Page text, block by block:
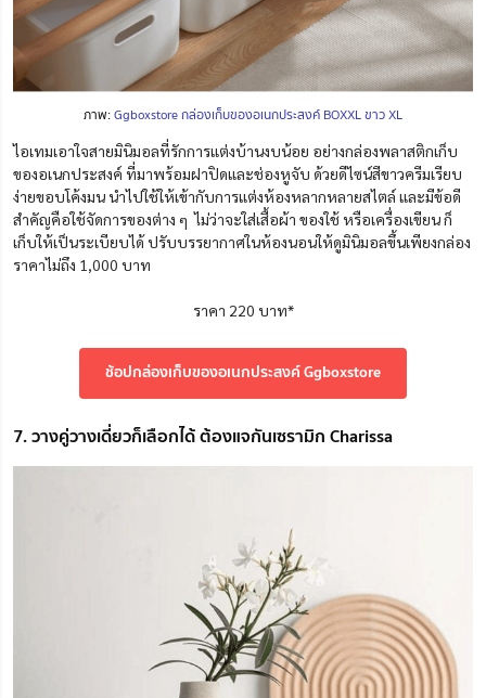
ภาพ:Ggboxstore กล่องเก็บของอเนกประสงค์ BOXXL ขาว XL
ไอเทมเอาใจสายมินิมอลที่รักการแต่งบ้านงบน้อย อย่างกล่องพลาสติกเก็บ
ของอเนกประสงค์ ที่มาพร้อมฝาปิดและช่องหูจับ ด้วยดีไซน์สีขาวครีมเรียบ
ง่ายขอบโค้งมน นำไปใช้ให้เข้ากับการแต่งห้องหลากหลายสไตล์ และมีข้อดี
สำคัญคือใช้จัดการของต่าง ๆ ไม่ว่าจะใส่เสื้อผ้า ของใช้ หรือเครื่องเขียน ก็
เก็บให้เป็นระเบียบได้ ปรับบรรยากาศในห้องนอนให้ดูมินิมอลขึ้นเพียงกล่อง
ราคาไม่ถึง 1,000 บาท
ราคา 220 บาท*
ช้อปกล่องเก็บของอเนกประสงค์ Ggboxstore
7. วางคู่วางเดี่ยวก็เลือกได้ ต้องแจกันเซรามิก Charissa